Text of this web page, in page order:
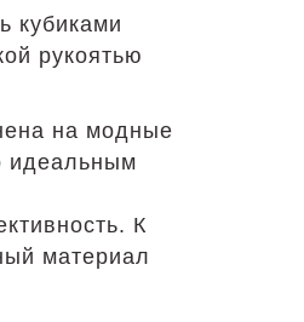
кубиками
рукоятью
на модные
идеальным
К
материал